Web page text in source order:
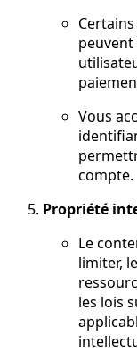
Vous
compte.
Propriété
Le
limiter,
les lois